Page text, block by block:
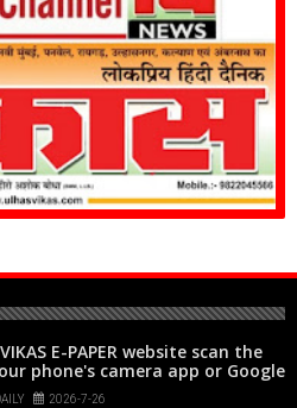
E-PAPER website scan the
phone's camera app or Google
code, and tap the web link
2026-7-26